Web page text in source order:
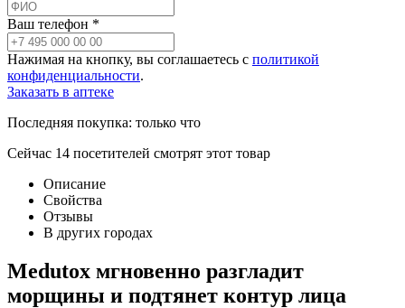
Ваш телефон *
Нажимая на кнопку, вы соглашаетесь с политикой
конфиденциальности.
Заказать в аптеке
Последняя покупка: только что
Сейчас 14 посетителей смотрят этот товар
Описание
Свойства
Отзывы
В других городах
Medutox мгновенно разгладит
морщины и подтянет контур лица